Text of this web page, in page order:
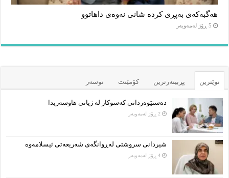
هەگبەکەی بەپڕی کردە شانی نەوەی داهاتوو
5 ڕۆژ لەمەوبەر
نوێترین پڕبینەرترین کۆمێنت نوسەر
دەستێوەردانی کەسوکار لە ژیانی هاوسەریدا
2 ڕۆژ لەمەوبەر
شیردانی سروشتی لەڕوانگەی شەریعەتی ئیسلامەوە
4 ڕۆژ لەمەوبەر